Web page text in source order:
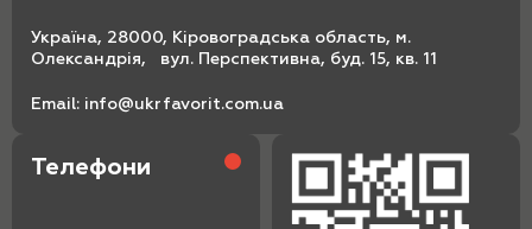
Україна, 28000, Кіровоградська область, м.
Олександрія, вул. Перспективна, буд. 15, кв. 11
Email: info@ukrfavorit.com.ua
Телефони